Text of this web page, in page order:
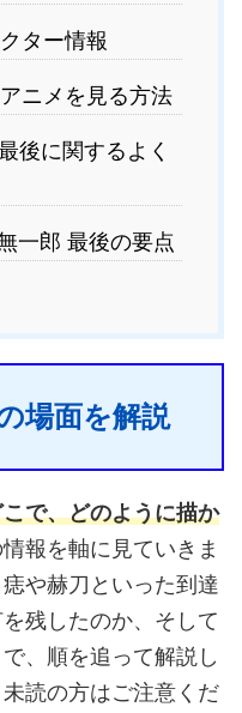
ター情報
ニメを見る方法
後に関するよく
一郎 最後の要点
場面を解説
で、どのように描か
報を軸に見ていきま
や赫刀といった到達
残したのか、そして
、順を追って解説し
読の方はご注意くだ